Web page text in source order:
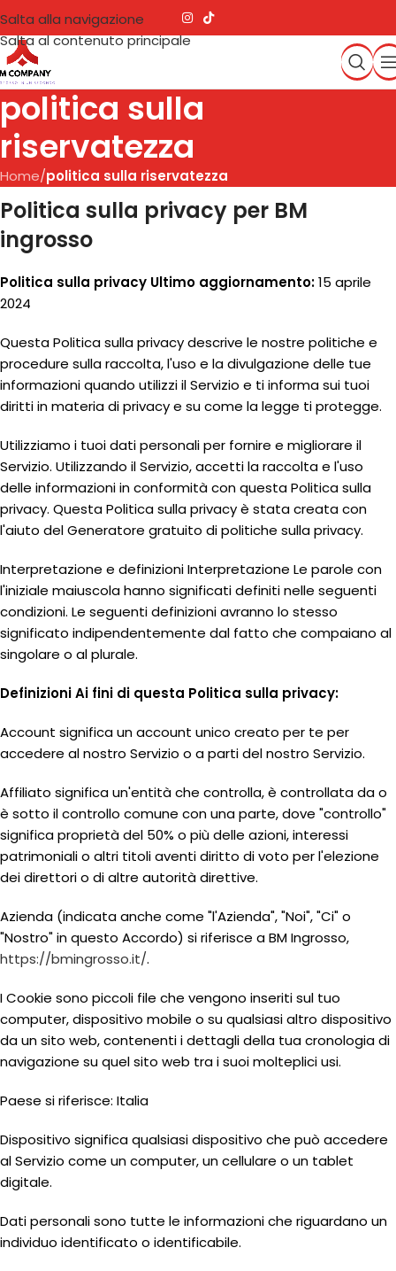
Salta alla navigazione
Salta al contenuto principale
politica sulla
riservatezza
Home/politica sulla riservatezza
Politica sulla privacy per BM
ingrosso
Politica sulla privacy Ultimo aggiornamento:15 aprile
2024
Questa Politica sulla privacy descrive le nostre politiche e
procedure sulla raccolta, l'uso e la divulgazione delle tue
informazioni quando utilizzi il Servizio e ti informa sui tuoi
diritti in materia di privacy e su come la legge ti protegge.
Utilizziamo i tuoi dati personali per fornire e migliorare il
Servizio. Utilizzando il Servizio, accetti la raccolta e l'uso
delle informazioni in conformità con questa Politica sulla
privacy. Questa Politica sulla privacy è stata creata con
l'aiuto del Generatore gratuito di politiche sulla privacy.
Interpretazione e definizioni Interpretazione Le parole con
l'iniziale maiuscola hanno significati definiti nelle seguenti
condizioni. Le seguenti definizioni avranno lo stesso
significato indipendentemente dal fatto che compaiano al
singolare o al plurale.
Definizioni Ai fini di questa Politica sulla privacy:
Account significa un account unico creato per te per
accedere al nostro Servizio o a parti del nostro Servizio.
Affiliato significa un'entità che controlla, è controllata da o
è sotto il controllo comune con una parte, dove "controllo"
significa proprietà del 50% o più delle azioni, interessi
patrimoniali o altri titoli aventi diritto di voto per l'elezione
dei direttori o di altre autorità direttive.
Azienda (indicata anche come "l'Azienda", "Noi", "Ci" o
"Nostro" in questo Accordo) si riferisce a BM Ingrosso,
https://bmingrosso.it/.
I Cookie sono piccoli file che vengono inseriti sul tuo
computer, dispositivo mobile o su qualsiasi altro dispositivo
da un sito web, contenenti i dettagli della tua cronologia di
navigazione su quel sito web tra i suoi molteplici usi.
Paese si riferisce: Italia
Dispositivo significa qualsiasi dispositivo che può accedere
al Servizio come un computer, un cellulare o un tablet
digitale.
Dati personali sono tutte le informazioni che riguardano un
individuo identificato o identificabile.